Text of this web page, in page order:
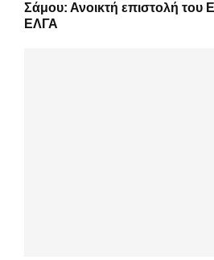
Σάμου: Ανοικτή επιστολή του
ΕΛΓΑ